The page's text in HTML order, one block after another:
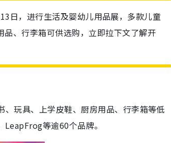
日，进行生活及婴幼儿用品展，多款儿童
、行李箱可供选购，立即拉下文了解开
玩具、上学皮鞋、厨房用品、行李箱等低
等逾60个品牌。